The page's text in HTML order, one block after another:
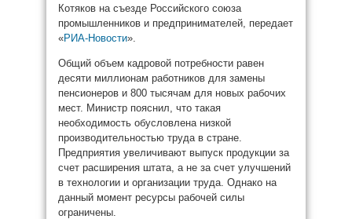
Котяков на съезде Российского союза
промышленников и предпринимателей, передает
«РИА-Новости».
Общий объем кадровой потребности равен
десяти миллионам работников для замены
пенсионеров и 800 тысячам для новых рабочих
мест. Министр пояснил, что такая
необходимость обусловлена низкой
производительностью труда в стране.
Предприятия увеличивают выпуск продукции за
счет расширения штата, а не за счет улучшений
в технологии и организации труда. Однако на
данный момент ресурсы рабочей силы
ограничены.